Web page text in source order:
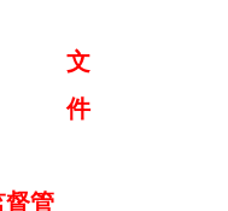
督管
文
件